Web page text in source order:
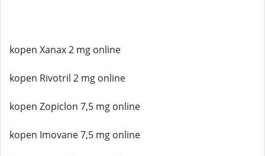
kopen Xanax 2 mg online
kopen Rivotril 2 mg online
kopen Zopiclon 7,5 mg online
kopen Imovane 7,5 mg online